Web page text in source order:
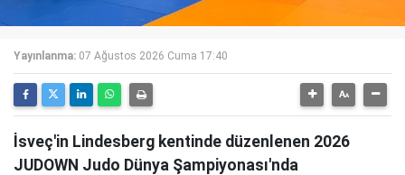
Yayınlanma: 07 Ağustos 2026 Cuma 17:40
İsveç'in Lindesberg kentinde düzenlenen 2026
JUDOWN Judo Dünya Şampiyonası'nda